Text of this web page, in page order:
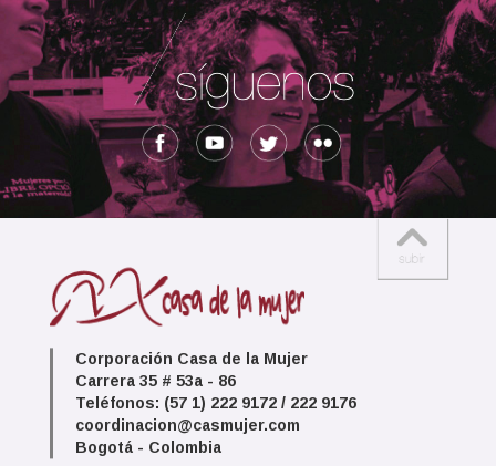
Corporación Casa de la Mujer
Carrera 35 # 53a - 86
Teléfonos: (57 1) 222 9172 / 222 9176
coordinacion@casmujer.com
Bogotá - Colombia